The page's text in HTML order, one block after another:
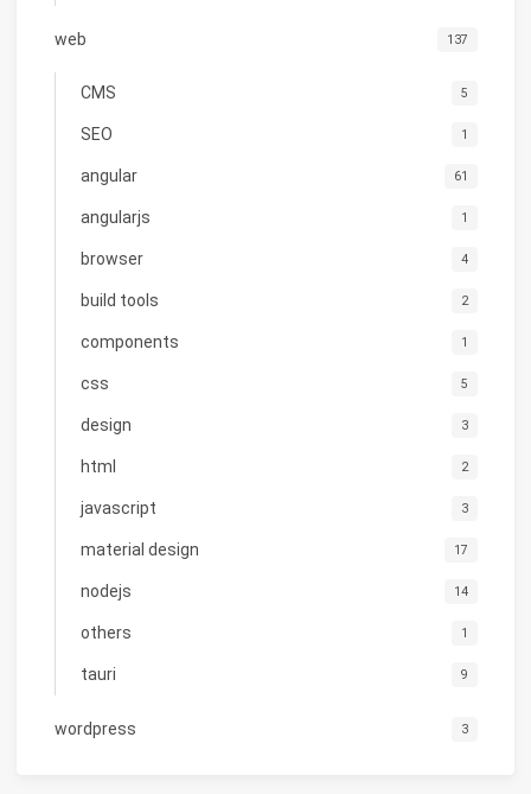
web 137
CMS 5
SEO 1
angular 61
angularjs 1
browser 4
build tools 2
components 1
css 5
design 3
html 2
javascript 3
material design 17
nodejs 14
others 1
tauri 9
wordpress 3